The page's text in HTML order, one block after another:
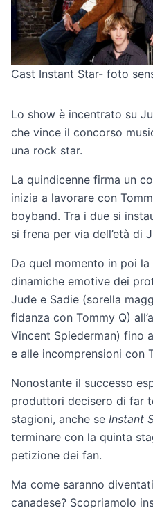
Cast Instant Star- foto
Lo show è incentrato su
che vince il concorso
una rock star.
La quindicenne firma un
inizia a lavorare con
boyband. Tra i due si
si frena per via dell’età di
Da quel momento in poi
dinamiche emotive dei
Jude e Sadie (sorella
fidanza con Tommy Q)
Vincent Spiederman) fino
e alle incomprensioni con
Nonostante il successo
produttori decisero di far
stagioni, anche se Instant
terminare con la quinta
petizione dei fan.
Ma come saranno
canadese? Scopriamolo